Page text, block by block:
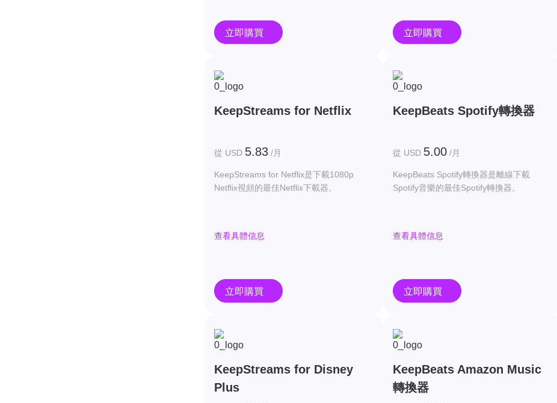
立即購買 立即購買
KeepStreams for Netflix
從 USD 5.83 /月
KeepStreams for Netflix是下載1080p
Netflix視頻的最佳Netflix下載器。
查看具體信息
立即購買
KeepBeats Spotify轉換器
從 USD 5.00 /月
KeepBeats Spotify轉換器是離線下載
Spotify音樂的最佳Spotify轉換器。
查看具體信息
立即購買
KeepStreams for Disney
Plus
KeepBeats Amazon Music
轉換器